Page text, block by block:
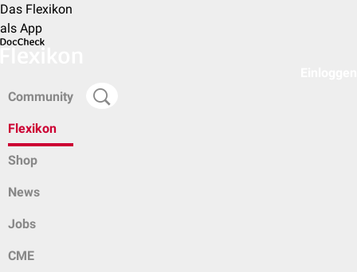
Das Flexikon
als App
Community
Flexikon
Shop
News
Jobs
CME